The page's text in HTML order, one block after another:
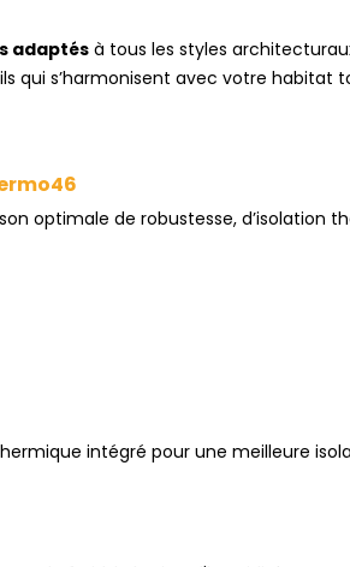
adaptés à tous les styles
qui s’harmonisent avec votre habitat
optimale de robustesse, d’isolation
intégré pour une meilleure